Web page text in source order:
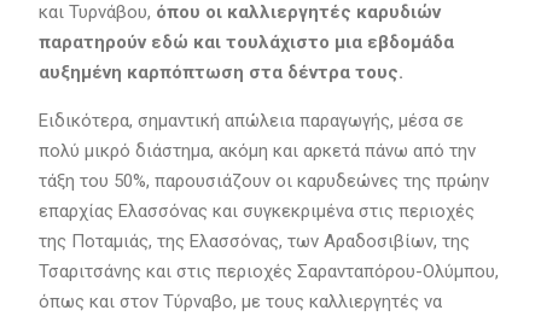
και Τυρνάβου, όπου οι καλλιεργητές καρυδιών
παρατηρούν εδώ και τουλάχιστο μια εβδομάδα
αυξημένη καρπόπτωση στα δέντρα τους.
Ειδικότερα, σημαντική απώλεια παραγωγής, μέσα σε
πολύ μικρό διάστημα, ακόμη και αρκετά πάνω από την
τάξη του 50%, παρουσιάζουν οι καρυδεώνες της πρώην
επαρχίας Ελασσόνας και συγκεκριμένα στις περιοχές
της Ποταμιάς, της Ελασσόνας, των Αραδοσιβίων, της
Τσαριτσάνης και στις περιοχές Σαρανταπόρου-Ολύμπου,
όπως και στον Τύρναβο, με τους καλλιεργητές να